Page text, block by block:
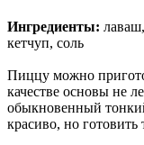
Ингредиенты:
кетчуп, соль
Пиццу можно
качестве основы не
обыкновенный
красиво, но